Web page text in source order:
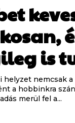
is
helyzet nemcsak
a hobbinkra
merül fel a...